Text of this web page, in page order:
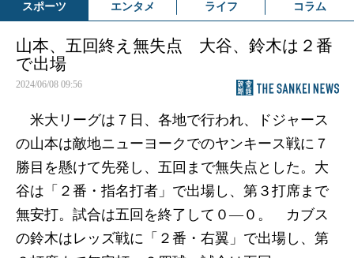
スポーツ エンタメ ライフ コラム
山本、五回終え無失点 大谷、鈴木は２番
で出場
2024/06/08 09:56
米大リーグは７日、各地で行われ、ドジャース
の山本は敵地ニューヨークでのヤンキース戦に７
勝目を懸けて先発し、五回まで無失点とした。大
谷は「２番・指名打者」で出場し、第３打席まで
無安打。試合は五回を終了して０―０。 カブス
の鈴木はレッズ戦に「２番・右翼」で出場し、第